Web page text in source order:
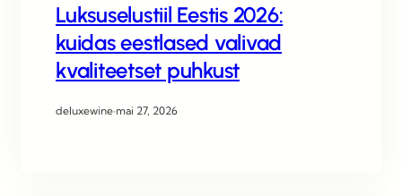
Luksuselustiil Eestis 2026:
kuidas eestlased valivad
kvaliteetset puhkust
deluxewine·mai 27, 2026